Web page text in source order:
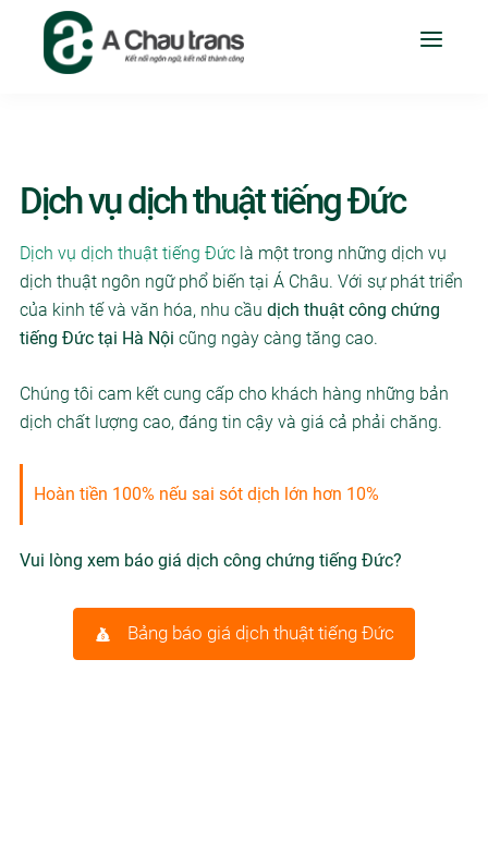
Dịch vụ dịch thuật tiếng Đức
Dịch vụ dịch thuật tiếng Đứclà một trong những dịch vụ
dịch thuật ngôn ngữ phổ biến tại Á Châu. Với sự phát triển
của kinh tế và văn hóa, nhu cầu dịch thuật công chứng
tiếng Đức tại Hà Nội cũng ngày càng tăng cao.
Chúng tôi cam kết cung cấp cho khách hàng những bản
dịch chất lượng cao, đáng tin cậy và giá cả phải chăng.
Hoàn tiền 100% nếu sai sót dịch lớn hơn 10%
Vui lòng xem báo giá dịch công chứng tiếng Đức?
Bảng báo giá dịch thuật tiếng Đức